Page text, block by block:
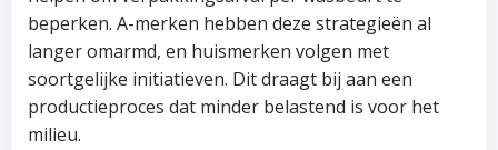
beperken. A-merken hebben deze strategieën al
langer omarmd, en huismerken volgen met
soortgelijke initiatieven. Dit draagt bij aan een
productieproces dat minder belastend is voor het
milieu.